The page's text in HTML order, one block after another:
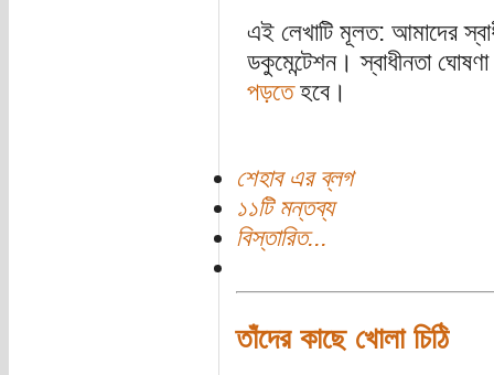
এই লেখাটি মূলত: আমাদের
ডকুমেন্টেশন। স্বাধীনতা
পড়তেহবে।
শেহাব এর ব্লগ
১১টি মন্তব্য
বিস্তারিত...
তাঁদের কাছে খোলা চিঠি